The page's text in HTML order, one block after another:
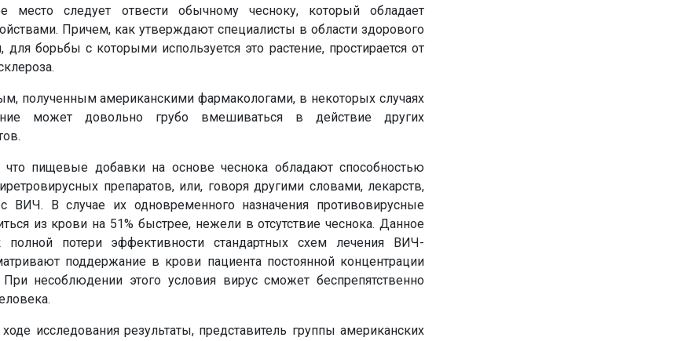
место следует отвести обычному чесноку, который обладает
Причем, как утверждают специалисты в области здорового
для борьбы с которыми используется это растение, простирается от
полученным американскими фармакологами, в некоторых случаях
может довольно грубо вмешиваться в действие других
что пищевые добавки на основе чеснока обладают способностью
препаратов, или, говоря другими словами, лекарств,
В случае их одновременного назначения противовирусные
из крови на 51% быстрее, нежели в отсутствие чеснока. Данное
полной потери эффективности стандартных схем лечения ВИЧ-
поддержание в крови пациента постоянной концентрации
несоблюдении этого условия вирус сможет беспрепятственно
исследования результаты, представитель группы американских